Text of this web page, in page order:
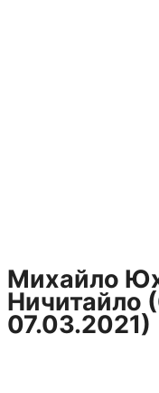
Михайло
Ничитайло
07.03.2021)